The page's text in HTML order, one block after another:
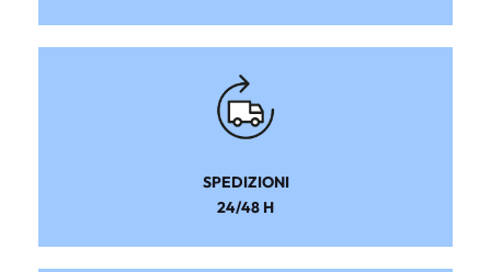
SPEDIZIONI
24/48 H